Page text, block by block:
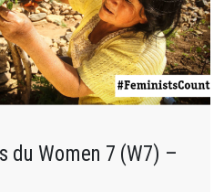
du Women 7 (W7) –